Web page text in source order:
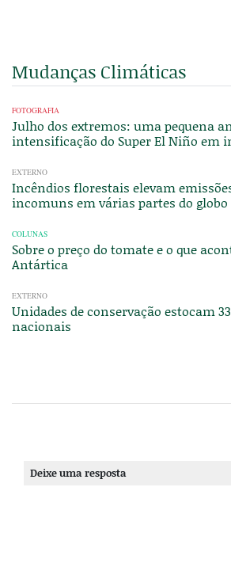
Mudanças Climáticas
FOTOGRAFIA
Julho dos extremos: uma pequena
intensificação do Super El Niño em
EXTERNO
Incêndios florestais elevam
incomuns em várias partes do globo
COLUNAS
Sobre o preço do tomate e o que
Antártica
EXTERNO
Unidades de conservação estocam
nacionais
Deixe uma resposta